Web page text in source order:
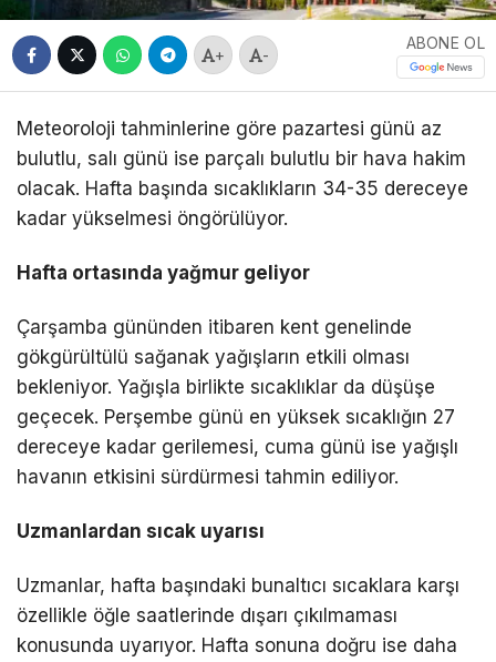
+ -
ABONE OL
Meteoroloji tahminlerine göre pazartesi günü az
bulutlu, salı günü ise parçalı bulutlu bir hava hakim
olacak. Hafta başında sıcaklıkların 34-35 dereceye
kadar yükselmesi öngörülüyor.
Hafta ortasında yağmur geliyor
Çarşamba gününden itibaren kent genelinde
gökgürültülü sağanak yağışların etkili olması
bekleniyor. Yağışla birlikte sıcaklıklar da düşüşe
geçecek. Perşembe günü en yüksek sıcaklığın 27
dereceye kadar gerilemesi, cuma günü ise yağışlı
havanın etkisini sürdürmesi tahmin ediliyor.
Uzmanlardan sıcak uyarısı
Uzmanlar, hafta başındaki bunaltıcı sıcaklara karşı
özellikle öğle saatlerinde dışarı çıkılmaması
konusunda uyarıyor. Hafta sonuna doğru ise daha